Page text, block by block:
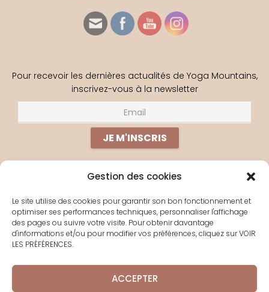
Gestion des cookies
Le site utilise des cookies pour garantir son bon fonctionnement et
optimiser ses performances techniques, personnaliser l'affichage
des pages ou suivre votre visite. Pour obtenir davantage
d'informations et/ou pour modifier vos préférences, cliquez sur VOIR
LES PRÉFÉRENCES.
ACCEPTER
Pour recevoir les dernières actualités de Yoga Mountains,
inscrivez-vous à la newsletter
À PROPOS
YOGA EN LIGNE